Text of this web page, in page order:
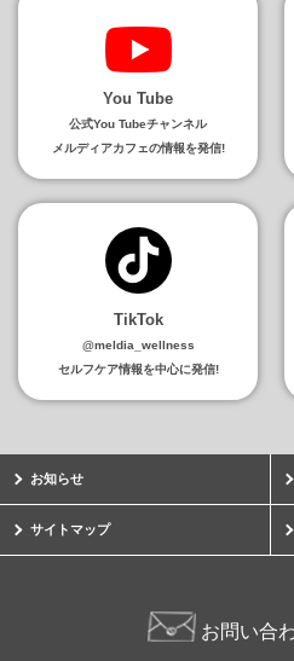
You Tube
公式You Tubeチャンネル
メルディアカフェの情報を発信!
TikTok
@meldia_wellness
セルフケア情報を中心に発信!
お知らせ
サイトマップ
お問い合